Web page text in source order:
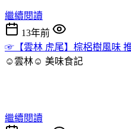
繼續閱讀
13年前
☞【雲林 虎尾】棕梠樹風味
☺雲林☺ 美味食記
繼續閱讀